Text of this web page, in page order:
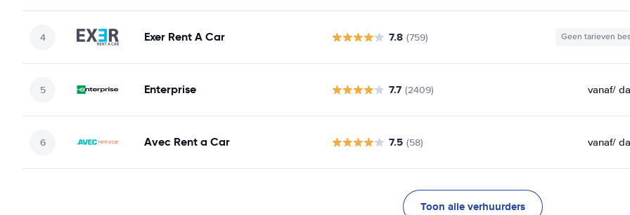
Exer Rent A Car 7.8 (759) Geen tarieven
Enterprise 7.7 (2409) vanaf/
Avec Rent a Car 7.5 (58) vanaf/
Toon alle verhuurders